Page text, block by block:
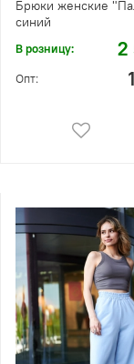
Брюки женские
синий
В розницу: 2
Опт: